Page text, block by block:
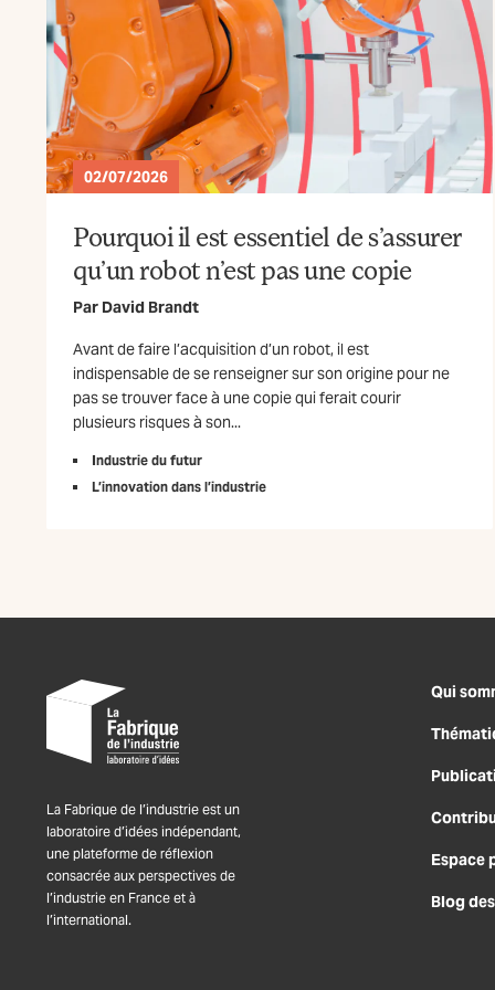
02/07/2026
Pourquoi il est essentiel de s’assurer
qu’un robot n’est pas une copie
Par David Brandt
Avant de faire l’acquisition d’un robot, il est
indispensable de se renseigner sur son origine pour ne
pas se trouver face à une copie qui ferait courir
plusieurs risques à son...
Industrie du futur
L’innovation dans l’industrie
La Fabrique de l’industrie est un
laboratoire d’idées indépendant,
une plateforme de réflexion
consacrée aux perspectives de
l’industrie en France et à
l’international.
Qui
Espace
Blog